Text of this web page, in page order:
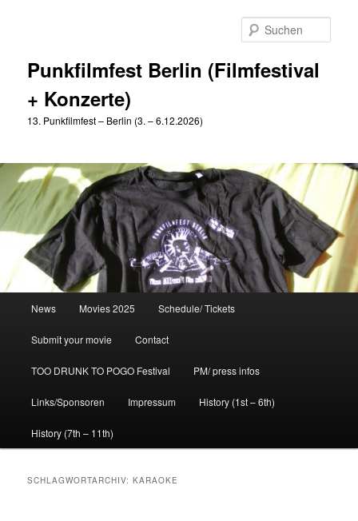
Punkfilmfest Berlin (Filmfestival
+ Konzerte)
13. Punkfilmfest – Berlin (3. – 6.12.2026)
News Movies 2025 Schedule/ Tickets
Submit your movie Contact
TOO DRUNK TO POGO Festival PM/ press infos
Links/Sponsoren Impressum History (1st – 6th)
History (7th – 11th)
SCHLAGWORTARCHIV:KARAOKE